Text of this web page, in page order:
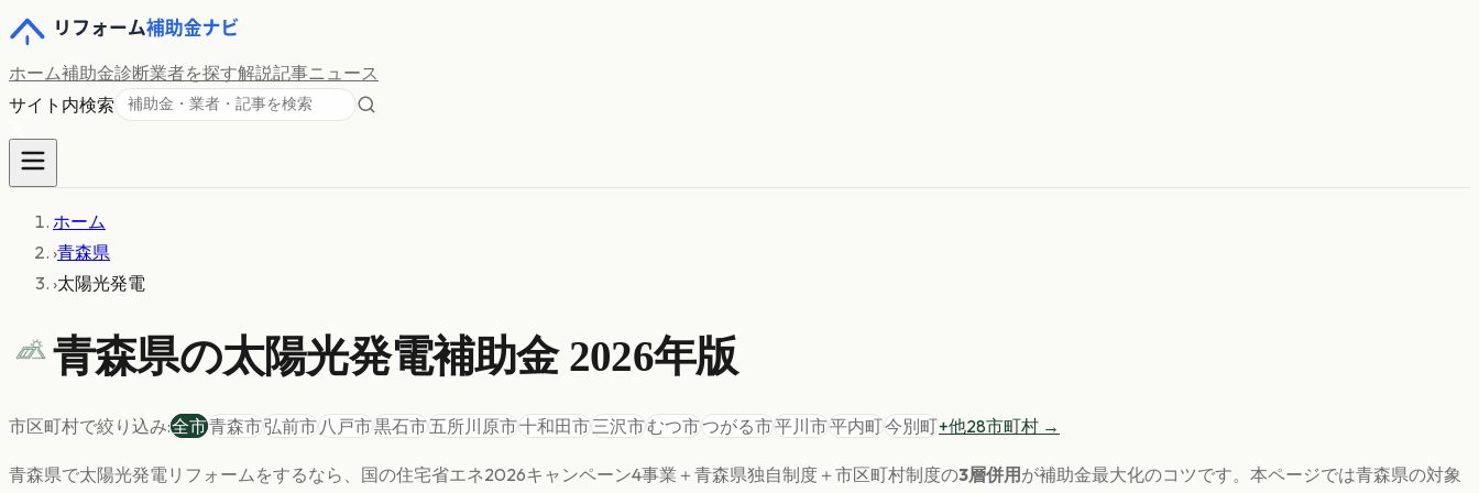
ホーム補助金診断業者を探す解説記事ニュース
サイト内検索
ホーム
›青森県
›太陽光発電
青森県の太陽光発電補助金 2026年版
市区町村で絞り込み:全市青森市弘前市八戸市黒石市五所川原市十和田市三沢市むつ市つがる市平川市平内町今別町+他28市町村 →
青森県で太陽光発電リフォームをするなら、国の住宅省エネ2026キャンペーン4事業＋ 青森県独自制度＋市区町村制度の3層併用 が補助金最大化のコツです。 本ページでは青森県の対象